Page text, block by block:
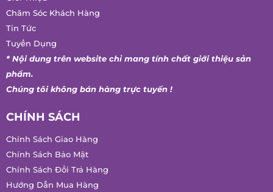
Giới Thiệu
Chăm Sóc Khách Hàng
Tin Tức
Tuyển Dụng
* Nội dung trên website chỉ mang tính chất giới thiệu sản
phẩm.
Chính Sách Giao Hàng
Chính Sách Bảo Mật
Chính Sách Đổi Trả Hàng